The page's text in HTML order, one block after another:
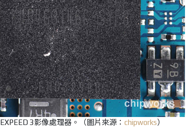
EXPEED 3影像處理器。 （圖片來源： chipworks）